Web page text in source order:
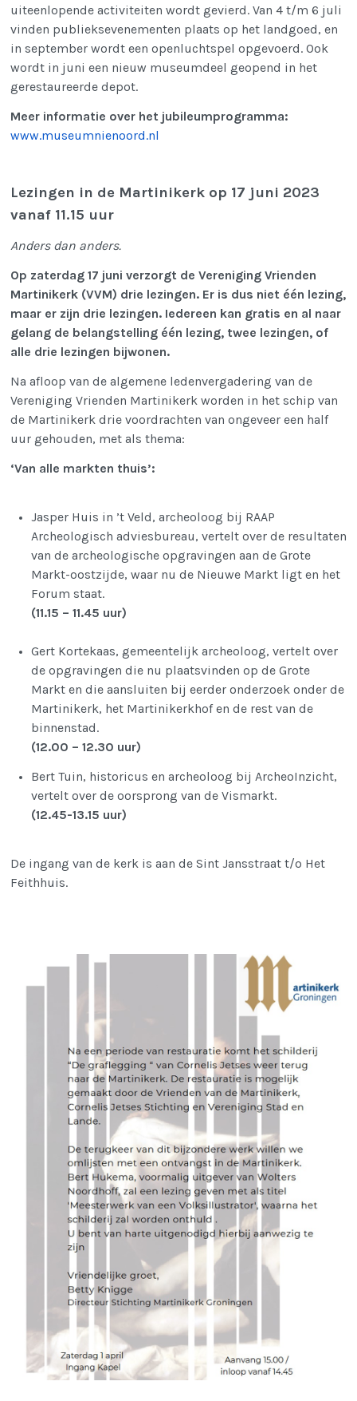
uiteenlopende activiteiten wordt gevierd. Van 4 t/m 6 juli
vinden publieksevenementen plaats op het landgoed, en
in september wordt een openluchtspel opgevoerd. Ook
wordt in juni een nieuw museumdeel geopend in het
gerestaureerde depot.
Meer informatie over het jubileumprogramma:
www.museumnienoord.nl
Lezingen in de Martinikerk op 17 juni 2023
vanaf 11.15 uur
Anders dan anders.
Op zaterdag 17 juni verzorgt de Vereniging Vrienden
Martinikerk (VVM) drie lezingen. Er is dus niet één lezing,
maar er zijn drie lezingen. Iedereen kan gratis en al naar
gelang de belangstelling één lezing, twee lezingen, of
alle drie lezingen bijwonen.
Na afloop van de algemene ledenvergadering van de
Vereniging Vrienden Martinikerk worden in het schip van
de Martinikerk drie voordrachten van ongeveer een half
uur gehouden, met als thema:
‘Van alle markten thuis’:
Jasper Huis in ’t Veld, archeoloog bij RAAP
Archeologisch adviesbureau, vertelt over de resultaten
van de archeologische opgravingen aan de Grote
Markt-oostzijde, waar nu de Nieuwe Markt ligt en het
Forum staat.
(11.15 – 11.45 uur)
Gert Kortekaas, gemeentelijk archeoloog, vertelt over
de opgravingen die nu plaatsvinden op de Grote
Markt en die aansluiten bij eerder onderzoek onder de
Martinikerk, het Martinikerkhof en de rest van de
binnenstad.
(12.00 – 12.30 uur)
Bert Tuin, historicus en archeoloog bij ArcheoInzicht,
vertelt over de oorsprong van de Vismarkt.
(12.45-13.15 uur)
De ingang van de kerk is aan de Sint Jansstraat t/o Het
Feithhuis.